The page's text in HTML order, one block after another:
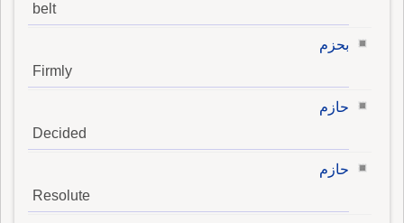
belt
بحزم
Firmly
حازم
Decided
حازم
Resolute